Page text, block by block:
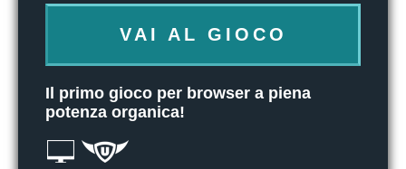
VAI AL GIOCO
Il primo gioco per browser a piena
potenza organica!